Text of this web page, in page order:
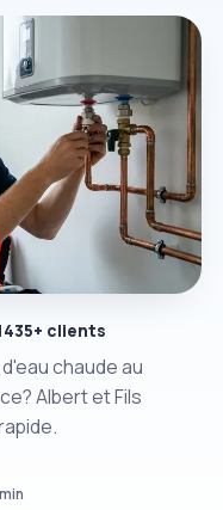
chaude au
Albert et Fils
min
clients